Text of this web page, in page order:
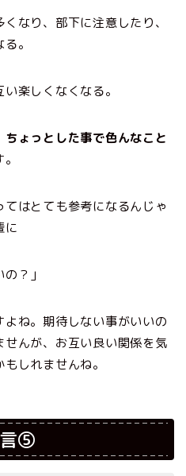
なり、部下に注意したり、
。
楽しくなくなる。
ちょっとした事で色んなこと
はとても参考になるんじゃ
に
？」
ね。期待しない事がいいの
んが、お互い良い関係を気
しれませんね。
⑤